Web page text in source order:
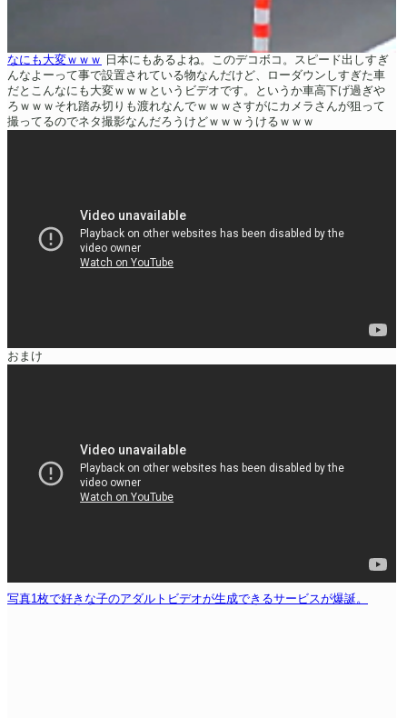
なにも大変ｗｗｗ 日本にもあるよね。このデコボコ。スピード出しすぎ
んなよーって事で設置されている物なんだけど、ローダウンしすぎた車
だとこんなにも大変ｗｗｗというビデオです。というか車高下げ過ぎや
ろｗｗｗそれ踏み切りも渡れなんでｗｗｗさすがにカメラさんが狙って
撮ってるのでネタ撮影なんだろうけどｗｗｗうけるｗｗｗ
おまけ
写真1枚で好きな子のアダルトビデオが生成できるサービスが爆誕。